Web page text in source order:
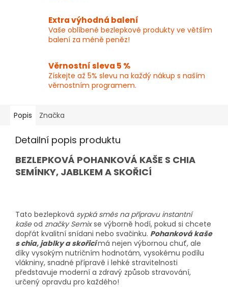
Extra výhodná balení
Vaše oblíbené bezlepkové produkty ve větším
balení za méně peněz!
Věrnostní sleva 5 %
Získejte až 5% slevu na každý nákup s naším
věrnostním programem.
Popis Značka
Detailní popis produktu
BEZLEPKOVÁ POHANKOVÁ KAŠE S CHIA
SEMÍNKY, JABLKEM A SKOŘICÍ
Tato bezlepková sypká směs na přípravu instantní
kaše od značky Semix se výborně hodí, pokud si chcete
dopřát kvalitní snídani nebo svačinku. Pohanková kaše
s chia, jablky a skořicímá nejen výbornou chuť, ale
díky vysokým nutričním hodnotám, vysokému podílu
vlákniny, snadné přípravě i lehké stravitelnosti
představuje moderní a zdravý způsob stravování,
určený opravdu pro každého!